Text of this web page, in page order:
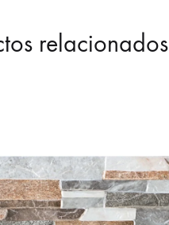
relacionados